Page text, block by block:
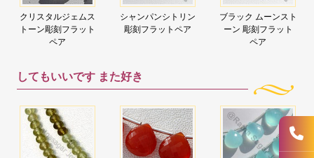
クリスタルジェムス
トーン彫刻フラット
ペア
シャンパンシトリン
彫刻フラットペア
ブラック ムーンスト
ーン 彫刻フラット
ペア
してもいいです また好き